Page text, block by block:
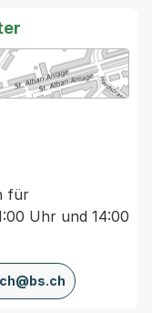
von MapBS.
Link, wird in einem
für
Uhr und 14:00